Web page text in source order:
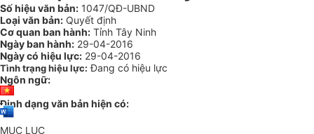
Số hiệu văn bản: 1047/QĐ-UBND
Loại văn bản: Quyết định
Cơ quan ban hành: Tỉnh Tây Ninh
Ngày ban hành: 29-04-2016
Ngày có hiệu lực: 29-04-2016
Tình trạng hiệu lực: Đang có hiệu lực
Ngôn ngữ:
Định dạng văn bản hiện có:
MỤC LỤC